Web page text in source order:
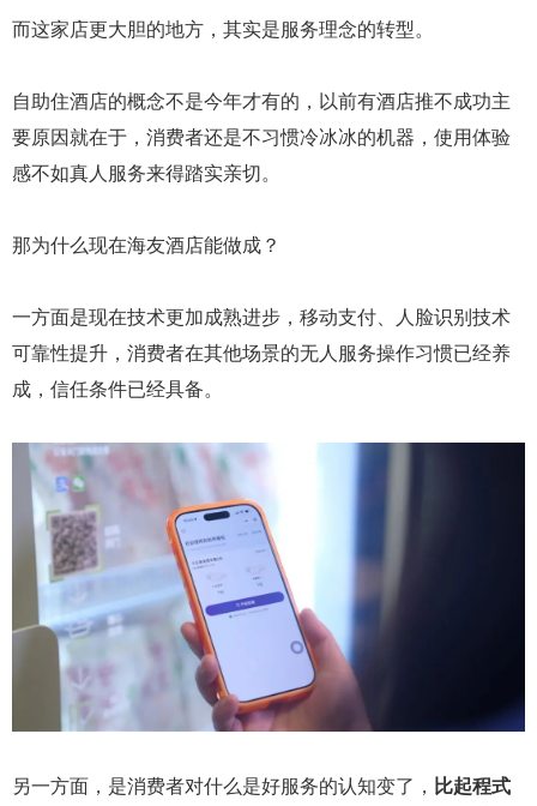
而这家店更大胆的地方，其实是服务理念的转型。
自助住酒店的概念不是今年才有的，以前有酒店推不成功主
要原因就在于，消费者还是不习惯冷冰冰的机器，使用体验
感不如真人服务来得踏实亲切。
那为什么现在海友酒店能做成？
一方面是现在技术更加成熟进步，移动支付、人脸识别技术
可靠性提升，消费者在其他场景的无人服务操作习惯已经养
成，信任条件已经具备。
另一方面，是消费者对什么是好服务的认知变了， 比起程式